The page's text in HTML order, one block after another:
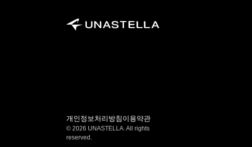
개인정보처리방침이용약관
© 2026 UNASTELLA. All rights
reserved.